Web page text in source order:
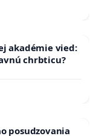
akadémie vied:
chrbticu?
posudzovania